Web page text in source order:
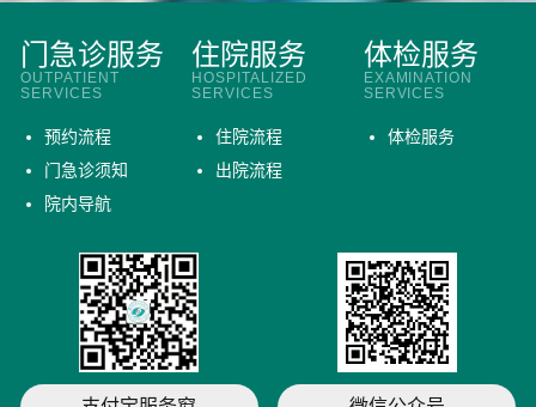
门急诊服务
OUTPATIENT
SERVICES
预约流程
门急诊须知
院内导航
住院服务
HOSPITALIZED
SERVICES
住院流程
出院流程
体检服务
EXAMINATION
SERVICES
体检服务